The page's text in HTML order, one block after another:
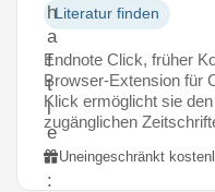
h
a
f
t
l
e
r
:
Literatur finden
Endnote Click, früher
Browser-Extension für
Klick ermöglicht sie
zugänglichen
Uneingeschränkt